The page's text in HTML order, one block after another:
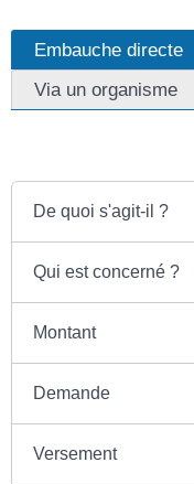
Embauche directe
Via un organisme
De quoi s'agit-il ?
Qui est concerné ?
Montant
Demande
Versement